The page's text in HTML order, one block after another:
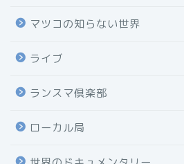
マツコの知らない世界
ライブ
ランスマ倶楽部
ローカル局